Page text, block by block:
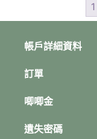
1
帳戶詳細資料
訂單
唧唧金
遺失密碼